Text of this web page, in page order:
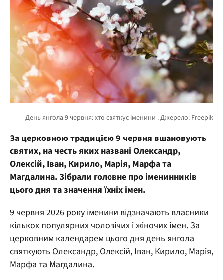
За церковною традицією 9 червня вшановують
святих, на честь яких названі Олександр,
Олексій, Іван, Кирило, Марія, Марфа та
Магдалина. Зібрали головне про іменинників
цього дня та значення їхніх імен.
9 червня 2026 року іменини відзначають власники
кількох популярних чоловічих і жіночих імен. За
церковним календарем цього дня день янгола
святкують Олександр, Олексій, Іван, Кирило, Марія,
Марфа та Магдалина.